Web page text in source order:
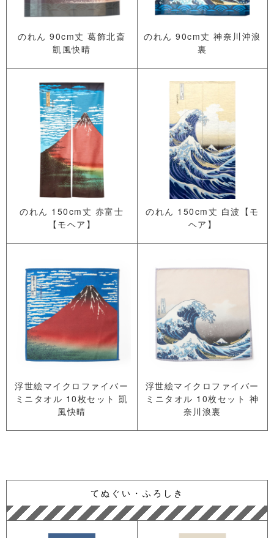
のれん 90cm丈 葛飾北斎
凱風快晴
のれん 90cm丈 神奈川沖浪
裏
のれん 150cm丈 赤富士
【モヘア】
のれん 150cm丈 白波【モ
ヘア】
浮世絵マイクロファイバー
ミニタオル 10枚セット 凱
風快晴
浮世絵マイクロファイバー
ミニタオル 10枚セット 神
奈川浪裏
てぬぐい・ふろしき